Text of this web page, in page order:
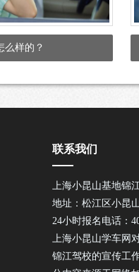
么样的？
联系我们
上海小昆山基地锦
地址：松江区小昆
24小时报名电话：
上海小昆山学车网
锦江驾校的宣传工